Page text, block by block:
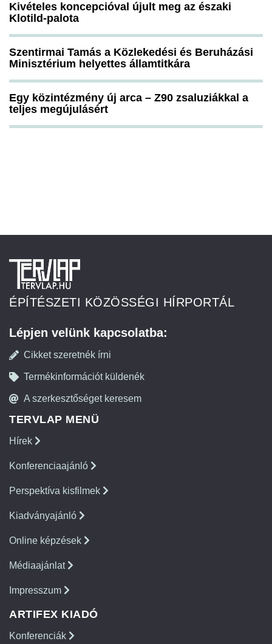
Kivételes koncepcióval újult meg az északi
Klotild-palota
Szentirmai Tamás a Közlekedési és Beruházási
Minisztérium helyettes államtitkára
Egy közintézmény új arca – Z90 zsaluziákkal a
teljes megújulásért
ÉPÍTÉSZETI KÖZÖSSÉGI HÍRPORTÁL
Lépjen velünk kapcsolatba:
Cikket szeretnék írni
Termékinformációt küldenék
A szerkesztőséget keresem
TERVLAP MENÜ
Hírek
Konferenciaajánló
Perspektíva kisfilmek
Kiadványajánló
Online képzések
Médiaajánlat
Impresszum
ARTIFEX KIADÓ
Konferenciák